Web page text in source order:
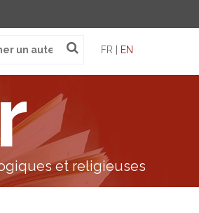
FR | EN
et religieuses